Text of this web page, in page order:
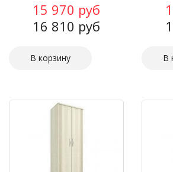
15 970 руб
16 810 руб